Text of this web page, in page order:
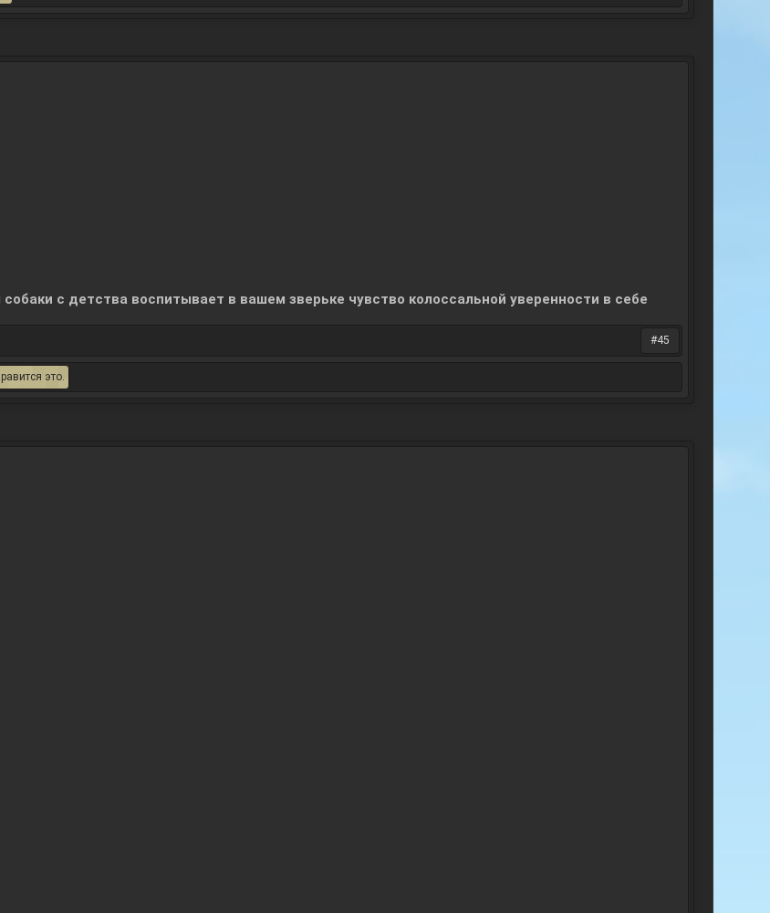
с детства воспитывает в вашем зверьке чувство колоссальной уверенности в себе
#45
это.